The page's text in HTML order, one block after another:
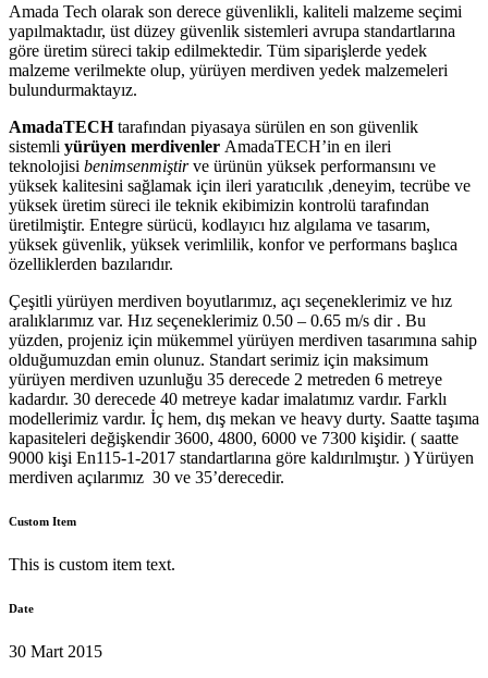
Amada Tech olarak son derece güvenlikli, kaliteli malzeme seçimi
yapılmaktadır, üst düzey güvenlik sistemleri avrupa standartlarına
göre üretim süreci takip edilmektedir. Tüm siparişlerde yedek
malzeme verilmekte olup, yürüyen merdiven yedek malzemeleri
bulundurmaktayız.
AmadaTECHtarafından piyasaya sürülen en son güvenlik
sistemli yürüyen merdivenler AmadaTECH’in en ileri
teknolojisi benimsenmiştirve ürünün yüksek performansını ve
yüksek kalitesini sağlamak için ileri yaratıcılık ,deneyim, tecrübe ve
yüksek üretim süreci ile teknik ekibimizin kontrolü tarafından
üretilmiştir. Entegre sürücü, kodlayıcı hız algılama ve tasarım,
yüksek güvenlik, yüksek verimlilik, konfor ve performans başlıca
özelliklerden bazılarıdır.
Çeşitli yürüyen merdiven boyutlarımız, açı seçeneklerimiz ve hız
aralıklarımız var. Hız seçeneklerimiz 0.50 – 0.65 m/s dir . Bu
yüzden, projeniz için mükemmel yürüyen merdiven tasarımına sahip
olduğumuzdan emin olunuz. Standart serimiz için maksimum
yürüyen merdiven uzunluğu 35 derecede 2 metreden 6 metreye
kadardır. 30 derecede 40 metreye kadar imalatımız vardır. Farklı
modellerimiz vardır. İç hem, dış mekan ve heavy durty. Saatte taşıma
kapasiteleri değişkendir 3600, 4800, 6000 ve 7300 kişidir. ( saatte
9000 kişi En115-1-2017 standartlarına göre kaldırılmıştır. ) Yürüyen
merdiven açılarımız 30 ve 35’derecedir.
Custom Item
This is custom item text.
Date
30 Mart 2015